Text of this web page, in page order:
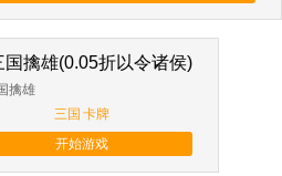
擒雄
三国 卡牌
开始游戏